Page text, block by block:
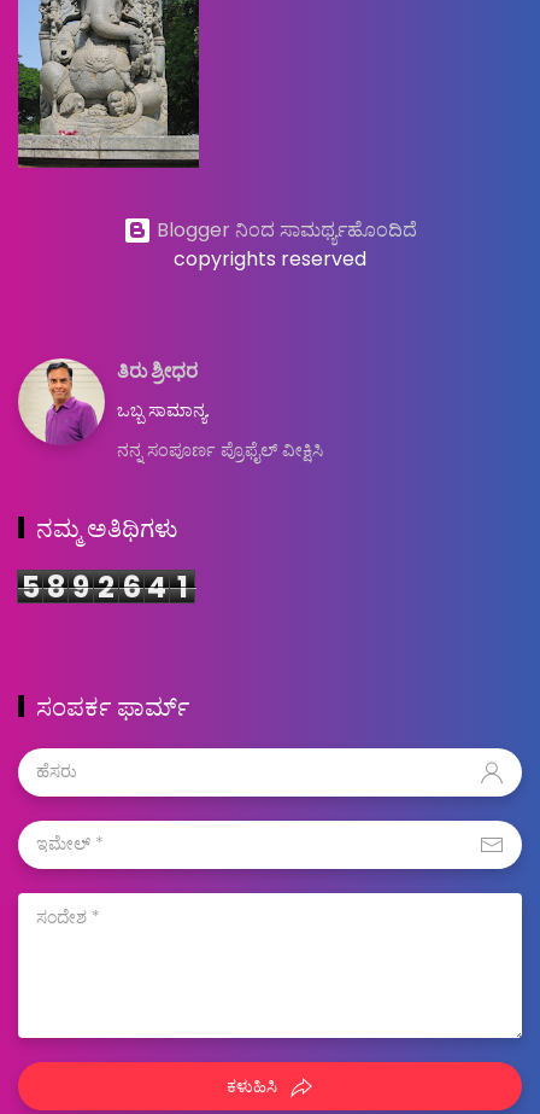
Blogger ನಿಂದ ಸಾಮರ್ಥ್ಯಹೊಂದಿದೆ
copyrights reserved
ತಿರು ಶ್ರೀಧರ
ಒಬ್ಬ ಸಾಮಾನ್ಯ.
ನನ್ನ ಸಂಪೂರ್ಣ ಪ್ರೊಫೈಲ್ ವೀಕ್ಷಿಸಿ
ನಮ್ಮ ಅತಿಥಿಗಳು
589 264 1
ಸಂಪರ್ಕ ಫಾರ್ಮ್
ಕಳುಹಿಸಿ